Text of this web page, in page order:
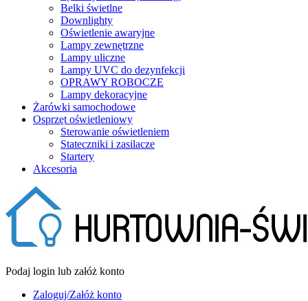
Belki świetlne
Downlighty
Oświetlenie awaryjne
Lampy zewnętrzne
Lampy uliczne
Lampy UVC do dezynfekcji
OPRAWY ROBOCZE
Lampy dekoracyjne
Żarówki samochodowe
Osprzęt oświetleniowy
Sterowanie oświetleniem
Stateczniki i zasilacze
Startery
Akcesoria
Podaj login lub załóż konto
Zaloguj/Załóż konto